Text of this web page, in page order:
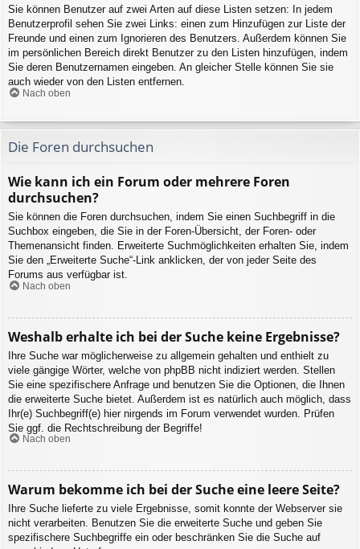
Sie können Benutzer auf zwei Arten auf diese Listen setzen: In jedem
Benutzerprofil sehen Sie zwei Links: einen zum Hinzufügen zur Liste der
Freunde und einen zum Ignorieren des Benutzers. Außerdem können Sie
im persönlichen Bereich direkt Benutzer zu den Listen hinzufügen, indem
Sie deren Benutzernamen eingeben. An gleicher Stelle können Sie sie
auch wieder von den Listen entfernen.
Nach oben
Die Foren durchsuchen
Wie kann ich ein Forum oder mehrere Foren
durchsuchen?
Sie können die Foren durchsuchen, indem Sie einen Suchbegriff in die
Suchbox eingeben, die Sie in der Foren-Übersicht, der Foren- oder
Themenansicht finden. Erweiterte Suchmöglichkeiten erhalten Sie, indem
Sie den „Erweiterte Suche“-Link anklicken, der von jeder Seite des
Forums aus verfügbar ist.
Nach oben
Weshalb erhalte ich bei der Suche keine Ergebnisse?
Ihre Suche war möglicherweise zu allgemein gehalten und enthielt zu
viele gängige Wörter, welche von phpBB nicht indiziert werden. Stellen
Sie eine spezifischere Anfrage und benutzen Sie die Optionen, die Ihnen
die erweiterte Suche bietet. Außerdem ist es natürlich auch möglich, dass
Ihr(e) Suchbegriff(e) hier nirgends im Forum verwendet wurden. Prüfen
Sie ggf. die Rechtschreibung der Begriffe!
Nach oben
Warum bekomme ich bei der Suche eine leere Seite?
Ihre Suche lieferte zu viele Ergebnisse, somit konnte der Webserver sie
nicht verarbeiten. Benutzen Sie die erweiterte Suche und geben Sie
spezifischere Suchbegriffe ein oder beschränken Sie die Suche auf